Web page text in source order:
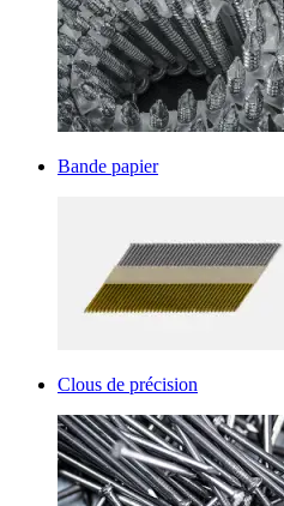
Bande papier
Clous de précision